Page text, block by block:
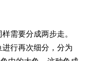
需要分成两步走。
行再次细分，分为